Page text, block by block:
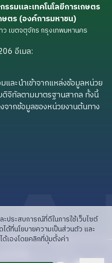
รมและเทคโนโลยีการเกษตร
ตร (องค์การมหาชน)
เขตจตุจักร กรุงเทพมหานคร
อีเมล:
ละนำเข้าจากแหล่งข้อมูลหน่วย
ดิจิทัลตามมาตรฐานสากล ทั้งนี้
ากข้อมูลของหน่วยงานต้นทาง
ฒนา
ารวิจัย
ประสบการณ์ที่ดีในการใช้เว็บไซต์
ที่นโยบายความเป็นส่วนตัว และ
เองโดยคลิกที่ปุ่มตั้งค่า